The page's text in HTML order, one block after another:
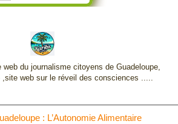
web du journalisme citoyens de Guadeloupe,
,site web sur le réveil des consciences .....
: L’Autonomie Alimentaire